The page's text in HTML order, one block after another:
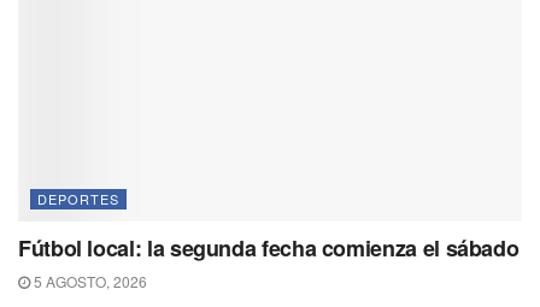
DEPORTES
Fútbol local: la segunda fecha comienza el sábado
5 AGOSTO, 2026